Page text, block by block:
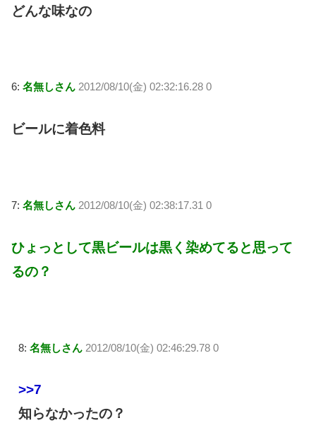
どんな味なの
6: 名無しさん 2012/08/10(金) 02:32:16.28 0
ビールに着色料
7: 名無しさん 2012/08/10(金) 02:38:17.31 0
ひょっとして黒ビールは黒く染めてると思って
るの？
8: 名無しさん 2012/08/10(金) 02:46:29.78 0
>>7
知らなかったの？